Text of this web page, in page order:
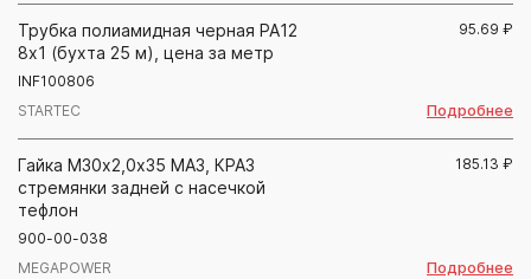
Трубка полиамидная черная PA12
8х1 (бухта 25 м), цена за метр
INF100806
STARTEC
95.69 ₽
Подробнее
Гайка М30х2,0х35 МАЗ, КРАЗ
стремянки задней с насечкой
тефлон
900-00-038
MEGAPOWER
185.13 ₽
Подробнее